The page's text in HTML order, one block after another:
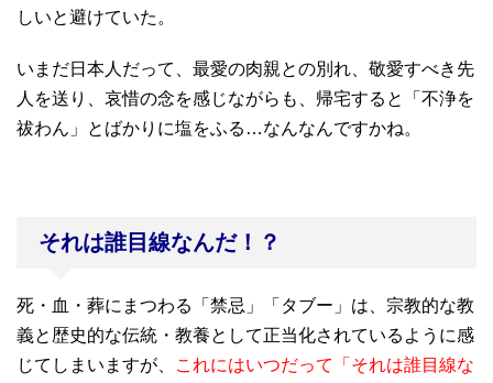
しいと避けていた。
いまだ日本人だって、最愛の肉親との別れ、敬愛すべき先
人を送り、哀惜の念を感じながらも、帰宅すると「不浄を
祓わん」とばかりに塩をふる…なんなんですかね。
それは誰目線なんだ！？
死・血・葬にまつわる「禁忌」「タブー」は、宗教的な教
義と歴史的な伝統・教養として正当化されているように感
じてしまいますが、
これにはいつだって「それは誰目線な